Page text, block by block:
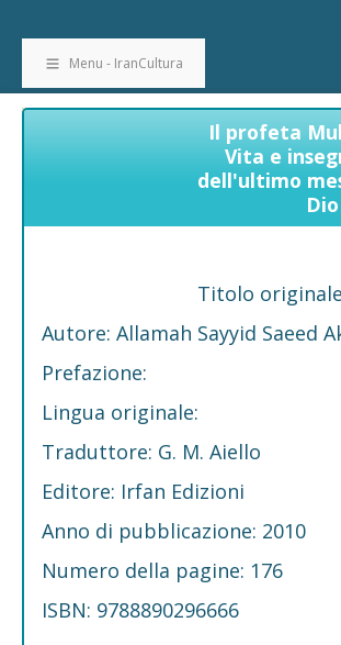
Menu - IranCultura
Il profeta
Vita e
dell'ultimo
Dio
Titolo
Autore: Allamah Sayyid Saeed
Prefazione:
Lingua originale:
Traduttore: G. M. Aiello
Editore: Irfan Edizioni
Anno di pubblicazione: 2010
Numero della pagine: 176
ISBN: 9788890296666